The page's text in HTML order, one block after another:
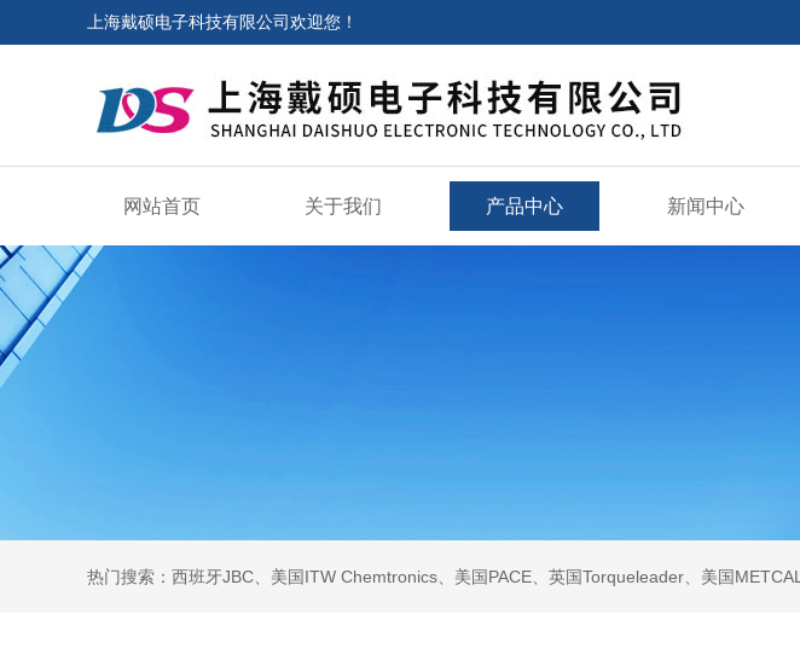
上海戴硕电子科技有限公司欢迎您！
网站首页 关于我们 产品中心 新闻中心